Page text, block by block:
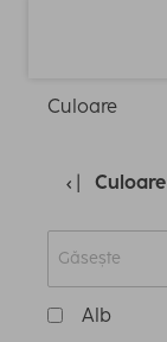
Culoare
Culoare
Alb